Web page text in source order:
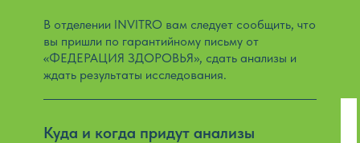
В отделении INVITRO вам следует сообщить, что
вы пришли по гарантийному письму от
«ФЕДЕРАЦИЯ ЗДОРОВЬЯ», сдать анализы и
ждать результаты исследования.
Куда и когда придут анализы